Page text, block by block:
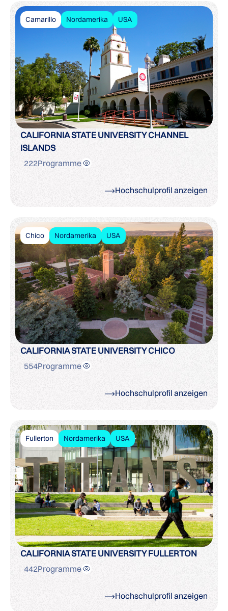
Camarillo Nordamerika USA
CALIFORNIA STATE UNIVERSITY CHANNEL
ISLANDS
222Programme
Hochschulprofil anzeigen
Chico Nordamerika USA
CALIFORNIA STATE UNIVERSITY CHICO
554Programme
Hochschulprofil anzeigen
Fullerton Nordamerika USA
CALIFORNIA STATE UNIVERSITY FULLERTON
442Programme
Hochschulprofil anzeigen